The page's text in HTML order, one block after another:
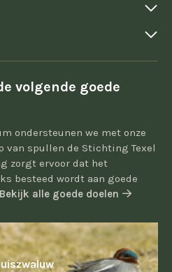
volgende goede
ondersteunen we met onze
van spullen de Stichting Texel
zorgt ervoor dat het
besteed wordt aan goede
Bekijk alle goede doelen